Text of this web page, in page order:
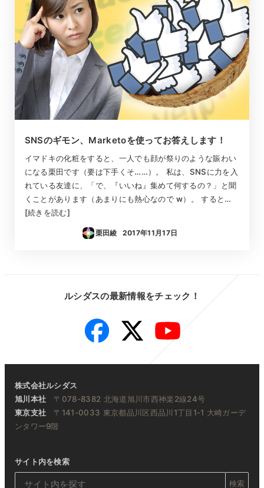
SNSのギモン、Marketoを使ってお答えします！
イマドキの化粧をすると、一人でも顔が祭りのような賑わい
になる栗田です（要は下手くそ……）。 私は、SNSに力を入
れている友達に、「で、『いいね』集めて何するの？」と聞
くことがあります（あまりにも熱心なので w）。 すると…
[続きを読む]
栗田綾
投稿日
2017年11月17日
ルシダスの最新情報をチェック！
Facebook Twitter YouTube
株式会社ルシダス
旭川本社 〒078-8382 北海道旭川市西神楽2線24号
東京支社 〒141-0033 東京都品川区西品川1丁目1-1 大崎ガーデ
ンタワー9階
サイト内を検索
検索